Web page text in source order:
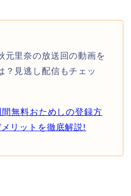
元里奈の放送回の動画を
？見逃し配信もチェッ
無料おためしの登録方
リットを徹底解説!